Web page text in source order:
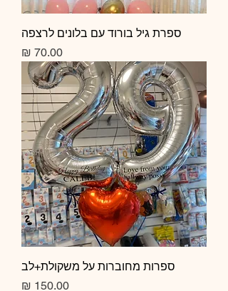
ספרת גיל בורוד עם בלונים לרצפה
מחיר
ספרות מחוברות על משקולת+לב
מחיר